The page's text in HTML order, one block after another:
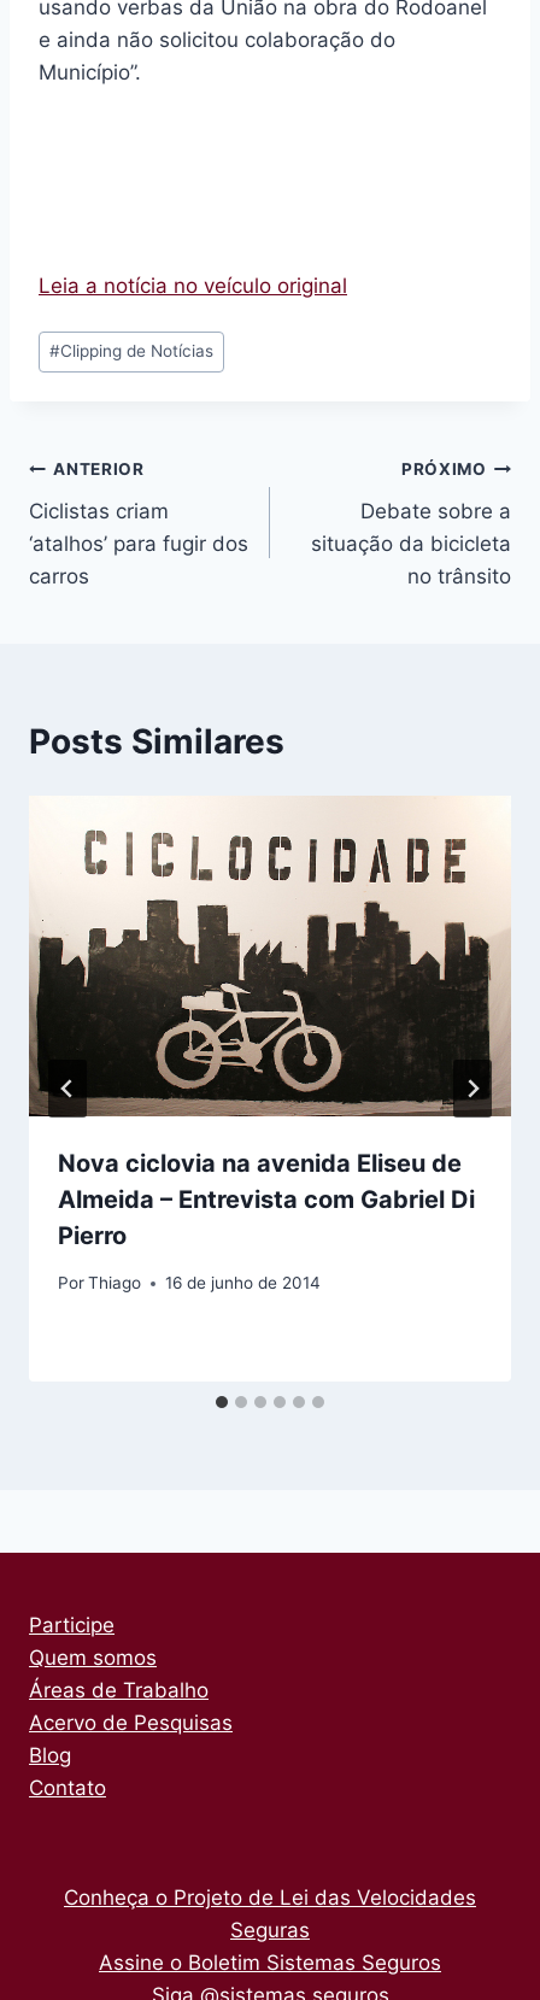
usando verbas da União na obra do Rodoanel
e ainda não solicitou colaboração do
Município”.
Leia a notícia no veículo original
Tags
do
#Clipping de Notícias
Navegação
de
Post
ANTERIOR
Ciclistas criam
‘atalhos’ para fugir dos
carros
PRÓXIMO
Debate sobre a
situação da bicicleta
no trânsito
Posts Similares
Nova ciclovia na avenida Eliseu de
Almeida – Entrevista com Gabriel Di
Pierro
PorThiago 16 de junho de 2014
Participe
Quem somos
Áreas de Trabalho
Acervo de Pesquisas
Blog
Contato
Conheça o Projeto de Lei das Velocidades
Seguras
Assine o Boletim Sistemas Seguros
Siga @sistemas.seguros